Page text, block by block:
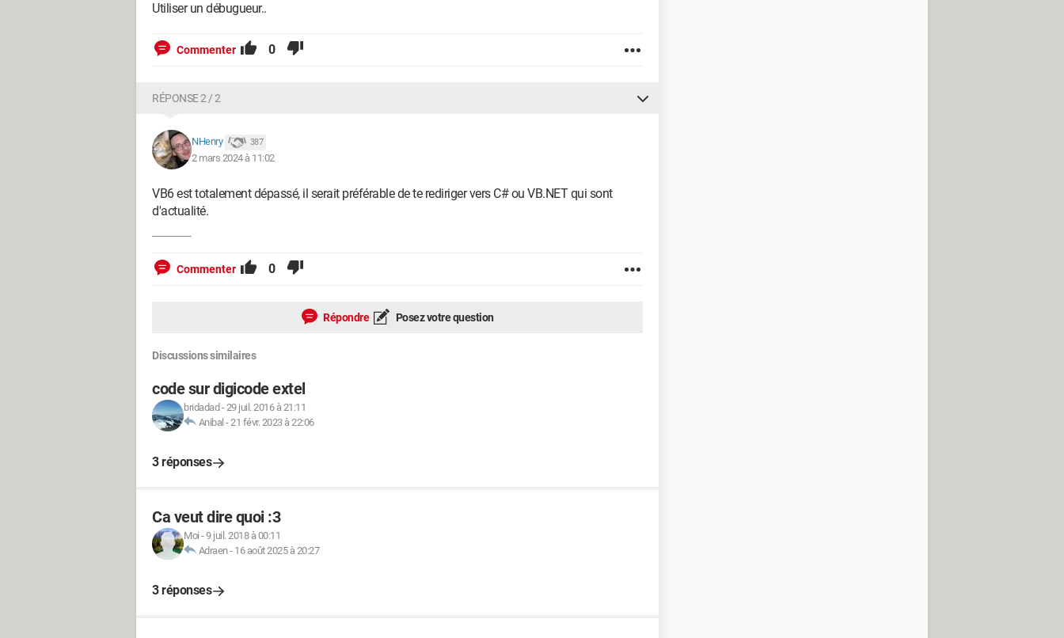
Utiliser un débugueur..
Commenter 0
RÉPONSE 2 / 2
NHenry 387
2 mars 2024 à 11:02
VB6 est totalement dépassé, il serait préférable de te rediriger vers C# ou VB.NET qui sont
d'actualité.
Commenter 0
Répondre Posez votre question
Discussions similaires
code sur digicode extel
bridadad -29 juil. 2016 à 21:11
Anibal -21 févr. 2023 à 22:06
3 réponses
Ca veut dire quoi :3
Moi -9 juil. 2018 à 00:11
Adraen- 16 août 2025 à 20:27
3 réponses